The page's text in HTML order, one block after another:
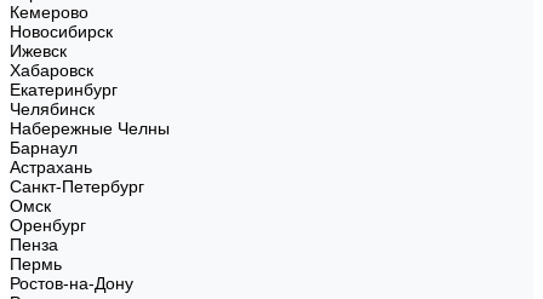
Кемерово
Новосибирск
Ижевск
Хабаровск
Екатеринбург
Челябинск
Набережные Челны
Барнаул
Астрахань
Санкт-Петербург
Омск
Оренбург
Пенза
Пермь
Ростов-на-Дону